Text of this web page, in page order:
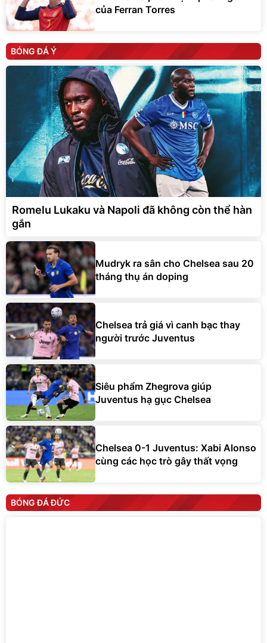
của Ferran Torres
BÓNG ĐÁ Ý
Romelu Lukaku và Napoli đã không còn thể hàn
gắn
Mudryk ra sân cho Chelsea sau 20
tháng thụ án doping
Chelsea trả giá vì canh bạc thay
người trước Juventus
Siêu phẩm Zhegrova giúp
Juventus hạ gục Chelsea
Chelsea 0-1 Juventus: Xabi Alonso
cùng các học trò gây thất vọng
BÓNG ĐÁ ĐỨC